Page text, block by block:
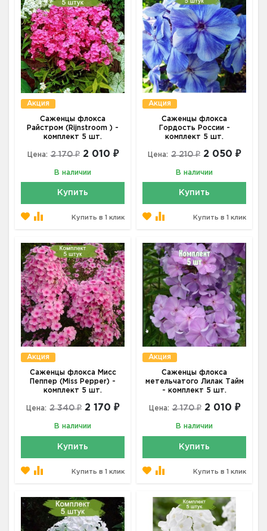
Акция
Саженцы флокса
Райстром (Rijnstroom ) -
комплект 5 шт.
Цена: 2 170 ₽ 2 010 ₽
В наличии
Купить
Купить в 1 клик
Акция
Саженцы флокса
Гордость России -
комплект 5 шт.
Цена: 2 210 ₽ 2 050 ₽
В наличии
Купить
Купить в 1 клик
Акция
Саженцы флокса Мисс
Пеппер (Miss Pepper) -
комплект 5 шт.
Цена: 2 340 ₽ 2 170 ₽
В наличии
Купить
Купить в 1 клик
Акция
Саженцы флокса
метельчатого Лилак Тайм
- комплект 5 шт.
Цена: 2 170 ₽ 2 010 ₽
В наличии
Купить
Купить в 1 клик